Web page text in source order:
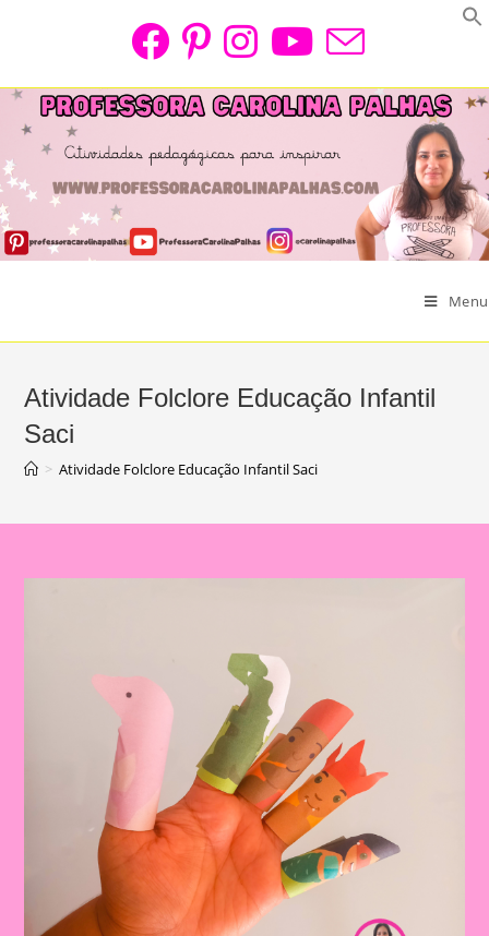
Menu
Atividade Folclore Educação Infantil
Saci
> Atividade Folclore Educação Infantil Saci